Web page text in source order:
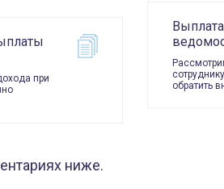
при
обратить
ниже.